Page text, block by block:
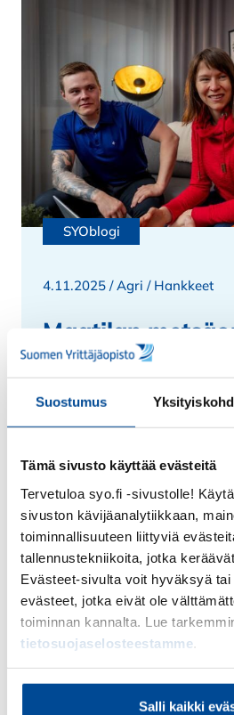
Suostumus
Tämä sivusto käyttää evästeitä
Tervetuloa syo.fi -sivustolle!
sivuston kävijäanalytiikkaan,
toiminnallisuuteen liittyviä
tallennustekniikoita, jotka
Evästeet-sivulta voit hyväksyä
evästeet, jotka eivät ole
toiminnan kannalta. Lue
tietosuojaselosteestamme
Salli kaikki
SYOblogi
4.11.2025 /Agri / Hankkeet
Maatilan
tuottamaan –
tietoisku
ja tekoälyä hyödyntämällä
Lue lisää